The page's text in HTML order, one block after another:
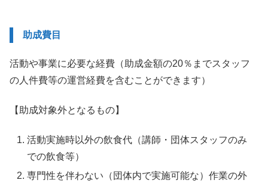
助成費目
活動や事業に必要な経費（助成金額の20％までスタッフ
の人件費等の運営経費を含むことができます）
【助成対象外となるもの】
活動実施時以外の飲食代（講師・団体スタッフのみ
での飲食等）
専門性を伴わない（団体内で実施可能な）作業の外